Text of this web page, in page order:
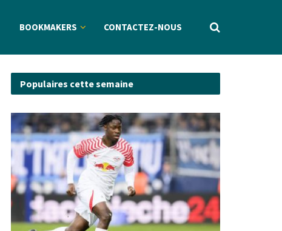
BOOKMAKERS CONTACTEZ-NOUS
Populaires cette semaine